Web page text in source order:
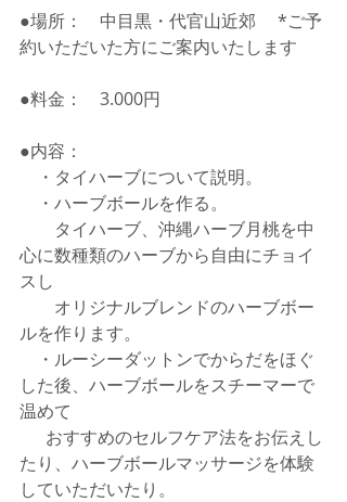
●場所：　中目黒・代官山近郊 　*ご予
約いただいた方にご案内いたします
●料金：　3.000円
●内容：
・タイハーブについて説明。
・ハーブボールを作る。
タイハーブ、沖縄ハーブ月桃を中
心に数種類のハーブから自由にチョイ
スし
オリジナルブレンドのハーブボー
ルを作ります。
・ルーシーダットンでからだをほぐ
した後、ハーブボールをスチーマーで
温めて
おすすめのセルフケア法をお伝えし
たり、ハーブボールマッサージを体験
していただいたり。